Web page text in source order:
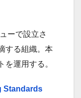
ーで設立さ
する組織。本
を運用する。
Standards